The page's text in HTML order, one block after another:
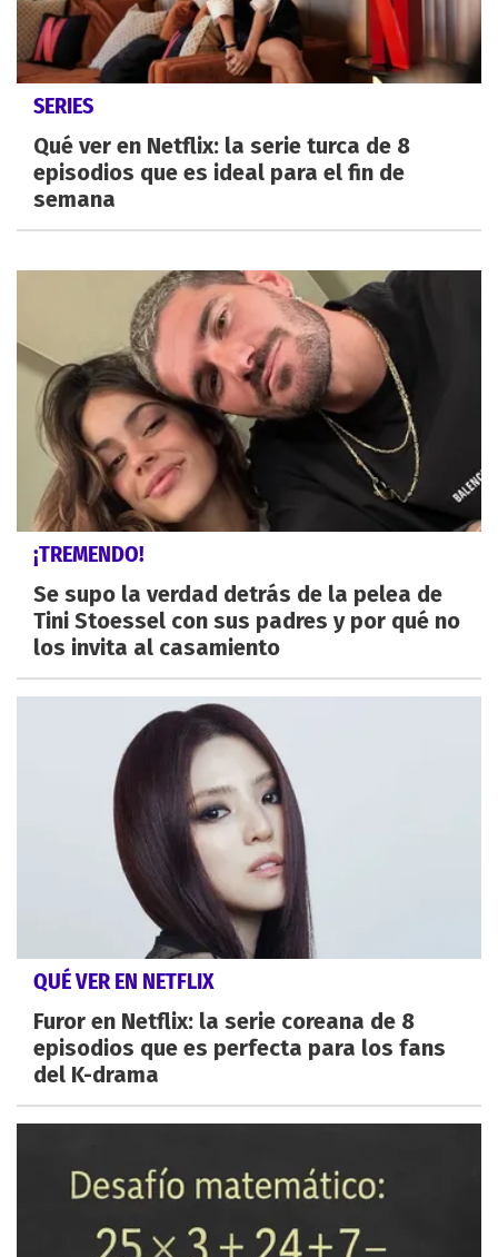
SERIES
Qué ver en Netflix: la serie turca de 8
episodios que es ideal para el fin de
semana
¡TREMENDO!
Se supo la verdad detrás de la pelea de
Tini Stoessel con sus padres y por qué no
los invita al casamiento
QUÉ VER EN NETFLIX
Furor en Netflix: la serie coreana de 8
episodios que es perfecta para los fans
del K-drama